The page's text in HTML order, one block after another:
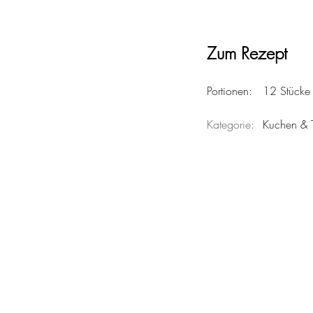
Zum Rezept
Portionen:	12 Stücke
Kategorie:
Kuchen &